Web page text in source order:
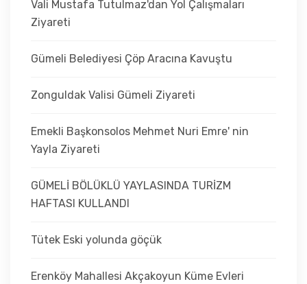
Vali Mustafa Tutulmaz'dan Yol Çalışmaları
Ziyareti
Gümeli Belediyesi Çöp Aracına Kavuştu
Zonguldak Valisi Gümeli Ziyareti
Emekli Başkonsolos Mehmet Nuri Emre' nin
Yayla Ziyareti
GÜMELİ BÖLÜKLÜ YAYLASINDA TURİZM
HAFTASI KULLANDI
Tütek Eski yolunda göçük
Erenköy Mahallesi Akçakoyun Küme Evleri